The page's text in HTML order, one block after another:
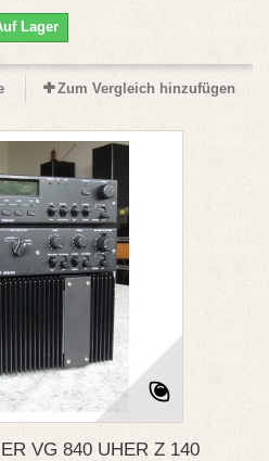
Lager
Zum Vergleich hinzufügen
VG 840 UHER Z 140